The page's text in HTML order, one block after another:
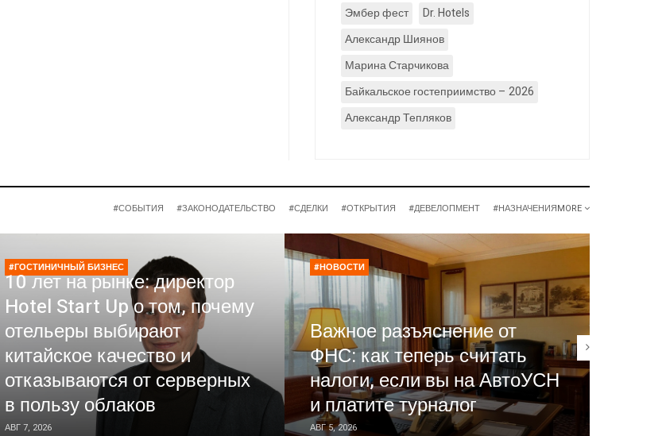
Эмбер фест
Dr. Hotels
Александр Шиянов
Марина Старчикова
Байкальское гостеприимство – 2026
Александр Тепляков
#СОБЫТИЯ #ЗАКОНОДАТЕЛЬСТВО #СДЕЛКИ #ОТКРЫТИЯ #ДЕВЕЛОПМЕНТ #НАЗНАЧЕНИЯMORE
#ГОСТИНИЧНЫЙ БИЗНЕС
10 лет на рынке: директор
Hotel Start Up о том, почему
отельеры выбирают
китайское качество и
отказываются от серверных
в пользу облаков
АВГ 7, 2026
#НОВОСТИ
Важное разъяснение от
ФНС: как теперь считать
налоги, если вы на АвтоУСН
и платите турналог
АВГ 5, 2026